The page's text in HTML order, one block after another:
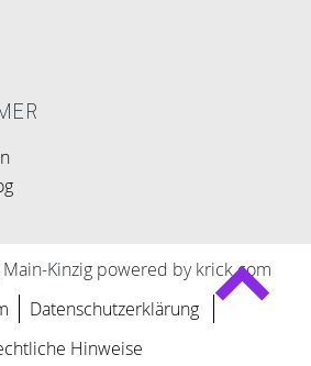
Kinzig powered by krick.com
Datenschutzerklärung
Hinweise